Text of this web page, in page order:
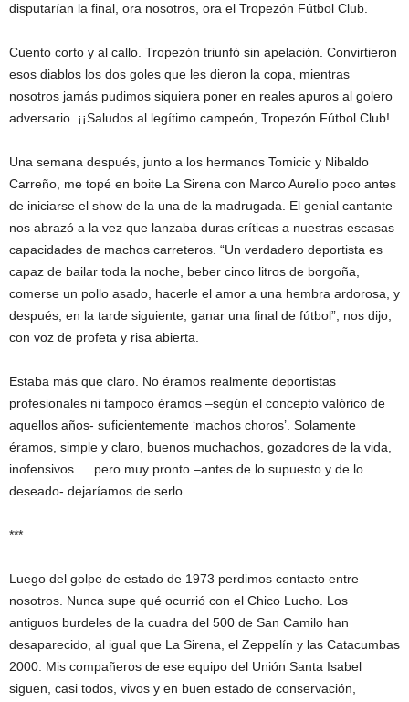
disputarían la final, ora nosotros, ora el Tropezón Fútbol Club.
Cuento corto y al callo. Tropezón triunfó sin apelación. Convirtieron
esos diablos los dos goles que les dieron la copa, mientras
nosotros jamás pudimos siquiera poner en reales apuros al golero
adversario. ¡¡Saludos al legítimo campeón, Tropezón Fútbol Club!
Una semana después, junto a los hermanos Tomicic y Nibaldo
Carreño, me topé en boite La Sirena con Marco Aurelio poco antes
de iniciarse el show de la una de la madrugada. El genial cantante
nos abrazó a la vez que lanzaba duras críticas a nuestras escasas
capacidades de machos carreteros. “Un verdadero deportista es
capaz de bailar toda la noche, beber cinco litros de borgoña,
comerse un pollo asado, hacerle el amor a una hembra ardorosa, y
después, en la tarde siguiente, ganar una final de fútbol”, nos dijo,
con voz de profeta y risa abierta.
Estaba más que claro. No éramos realmente deportistas
profesionales ni tampoco éramos –según el concepto valórico de
aquellos años- suficientemente ‘machos choros’. Solamente
éramos, simple y claro, buenos muchachos, gozadores de la vida,
inofensivos…. pero muy pronto –antes de lo supuesto y de lo
deseado- dejaríamos de serlo.
***
Luego del golpe de estado de 1973 perdimos contacto entre
nosotros. Nunca supe qué ocurrió con el Chico Lucho. Los
antiguos burdeles de la cuadra del 500 de San Camilo han
desaparecido, al igual que La Sirena, el Zeppelín y las Catacumbas
2000. Mis compañeros de ese equipo del Unión Santa Isabel
siguen, casi todos, vivos y en buen estado de conservación,